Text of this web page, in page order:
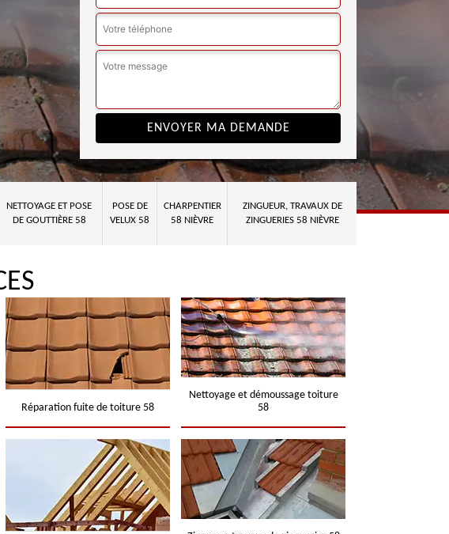
NETTOYAGE ET POSE
DE GOUTTIÈRE 58
POSE DE
VELUX 58
CHARPENTIER
58 NIÈVRE
ZINGUEUR, TRAVAUX DE
ZINGUERIES 58 NIÈVRE
Réparation fuite de toiture 58
Nettoyage et démoussage toiture
58